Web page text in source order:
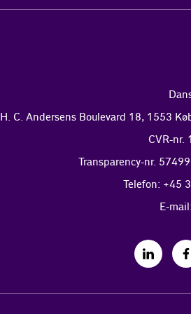
H. C. Andersens Boulevard 18, 1553
CVR-nr.
Transparency-nr.
Telefon: +45
E-mail: